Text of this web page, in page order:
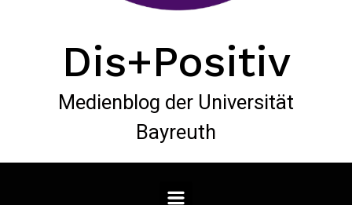
Dis+Positiv
Medienblog der Universität
Bayreuth